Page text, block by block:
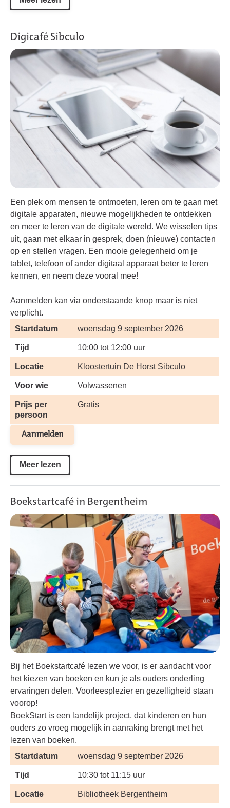
Digicafé Sibculo
Een plek om mensen te ontmoeten, leren om te gaan met
digitale apparaten, nieuwe mogelijkheden te ontdekken
en meer te leren van de digitale wereld. We wisselen tips
uit, gaan met elkaar in gesprek, doen (nieuwe) contacten
op en stellen vragen. Een mooie gelegenheid om je
tablet, telefoon of ander digitaal apparaat beter te leren
kennen, en neem deze vooral mee!
Aanmelden kan via onderstaande knop maar is niet
verplicht.
Startdatum
woensdag 9 september 2026
Tijd 10:00 tot 12:00 uur
Locatie Kloostertuin De Horst Sibculo
Voor wie Volwassenen
Prijs per
persoon
Gratis
Aanmelden
Meer lezen
Boekstartcafé in Bergentheim
Bij het Boekstartcafé lezen we voor, is er aandacht voor
het kiezen van boeken en kun je als ouders onderling
ervaringen delen. Voorleesplezier en gezelligheid staan
voorop!
BoekStart is een landelijk project, dat kinderen en hun
ouders zo vroeg mogelijk in aanraking brengt met het
lezen van boeken.
Startdatum
woensdag 9 september 2026
Tijd 10:30 tot 11:15 uur
Locatie Bibliotheek Bergentheim